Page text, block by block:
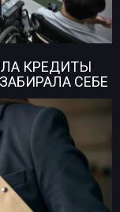
КРЕДИТЫ
СЕБЕ